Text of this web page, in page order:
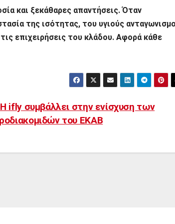
και ξεκάθαρες απαντήσεις. Όταν
της ισότητας, του υγιούς
επιχειρήσεις του κλάδου. Αφορά κάθε
Η ifly συμβάλλει στην ενίσχυση των
του ΕΚΑΒ